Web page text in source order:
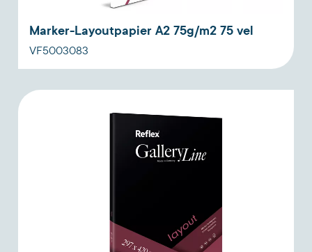
Marker-Layoutpapier A2 75g/m2 75 vel
VF5003083